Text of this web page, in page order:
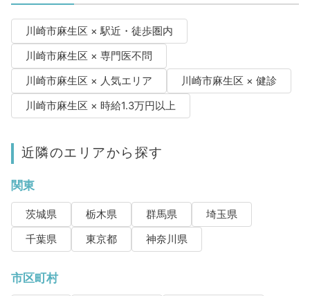
川崎市麻生区 × 駅近・徒歩圏内
川崎市麻生区 × 専門医不問
川崎市麻生区 × 人気エリア
川崎市麻生区 × 健診
川崎市麻生区 × 時給1.3万円以上
近隣のエリアから探す
関東
茨城県 栃木県 群馬県
埼玉県
千葉県
東京都 神奈川県
市区町村